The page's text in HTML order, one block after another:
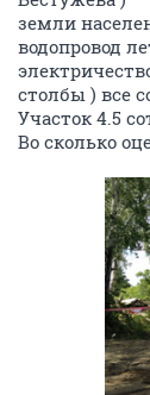
земли
водопровод
столбы ) все
Участок 4.5
Во сколько